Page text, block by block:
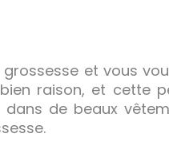
et vous
raison, et cette
de beaux